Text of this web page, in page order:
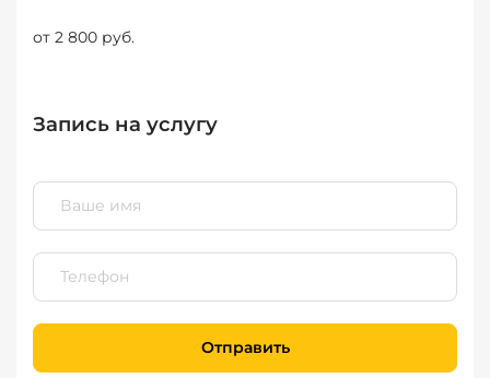
от 2 800 руб.
Запись на услугу
Отправить